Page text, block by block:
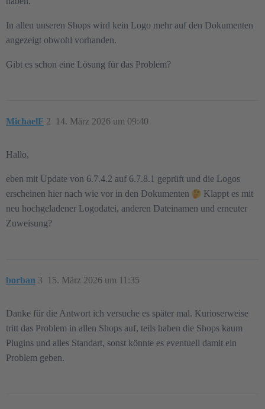
In allen unseren Shops wird kein Logo mehr auf den Dokumenten
angezeigt obwohl vorhanden.
Gibt es schon eine Lösung für das Problem?
MichaelF 14. März 2026 um 09:40
2
Hallo,
eben mit Update von 6.7.4.2 auf 6.7.8.1 geprüft und die Logos
erscheinen hier nach wie vor in den Dokumenten
Klappt es mit
neu hochgeladener Logodatei, anderen Dateinamen und erneuter
Zuweisung?
borban 15. März 2026 um 11:35
3
Danke für die Antwort ich versuche es später mal. Kurioserweise
tritt das Problem in allen Shops auf, teils haben die Shops kaum
Plugins und alles Standart, sonst könnte es eventuell damit ein
Problem geben.